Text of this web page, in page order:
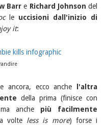
Barr e Richard Johnson del
le uccisioni dall'inizio di
it:
ancora, ecco anche
l'altra
della prima (finisce con
anche più facilmente
volte less is more) forse i